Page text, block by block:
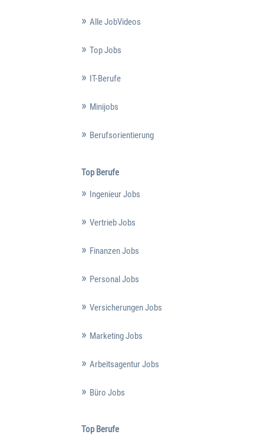
Alle JobVideos
Top Jobs
IT-Berufe
Minijobs
Berufsorientierung
Top Berufe
Ingenieur Jobs
Vertrieb Jobs
Finanzen Jobs
Personal Jobs
Versicherungen Jobs
Marketing Jobs
Arbeitsagentur Jobs
Büro Jobs
Top Berufe